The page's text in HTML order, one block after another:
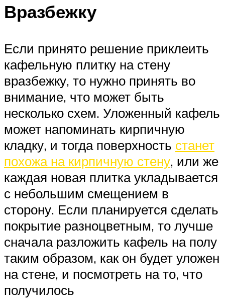
Вразбежку
Если принято решение приклеить
кафельную плитку на стену
вразбежку, то нужно принять во
внимание, что может быть
несколько схем. Уложенный кафель
может напоминать кирпичную
кладку, и тогда поверхность станет
похожа на кирпичную стену, или же
каждая новая плитка укладывается
с небольшим смещением в
сторону. Если планируется сделать
покрытие разноцветным, то лучше
сначала разложить кафель на полу
таким образом, как он будет уложен
на стене, и посмотреть на то, что
получилось